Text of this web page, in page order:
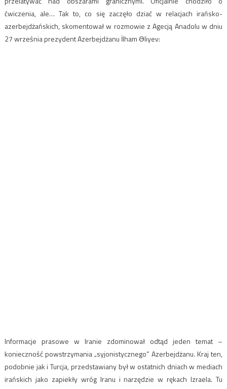
ćwiczenia, ale… Tak to, co się zaczęło dziać w relacjach irańsko-
azerbejdżańskich, skomentował w rozmowie z Agecją Anadolu w dniu
27 września prezydent Azerbejdżanu İlham Əliyev:
Informacje prasowe w Iranie zdominował odtąd jeden temat –
konieczność powstrzymania „syjonistycznego” Azerbejdżanu. Kraj ten,
podobnie jak i Turcja, przedstawiany był w ostatnich dniach w mediach
irańskich jako zapiekły wróg Iranu i narzędzie w rękach Izraela. Tu